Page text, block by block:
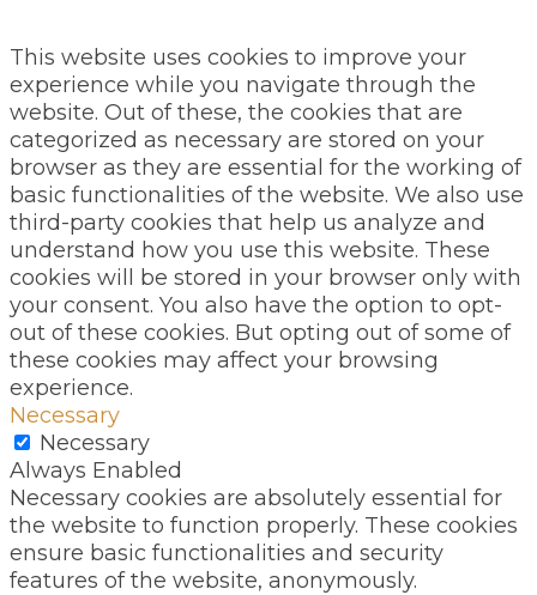
This website uses cookies to improve your
experience while you navigate through the
website. Out of these, the cookies that are
categorized as necessary are stored on your
browser as they are essential for the working of
basic functionalities of the website. We also use
third-party cookies that help us analyze and
understand how you use this website. These
cookies will be stored in your browser only with
your consent. You also have the option to opt-
out of these cookies. But opting out of some of
these cookies may affect your browsing
experience.
Necessary
Necessary
Always Enabled
Necessary cookies are absolutely essential for
the website to function properly. These cookies
ensure basic functionalities and security
features of the website, anonymously.